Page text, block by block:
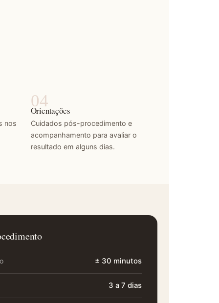
nos
Orientações
Cuidados pós-procedimento e
acompanhamento para avaliar o
resultado em alguns dias.
± 30 minutos
3 a 7 dias